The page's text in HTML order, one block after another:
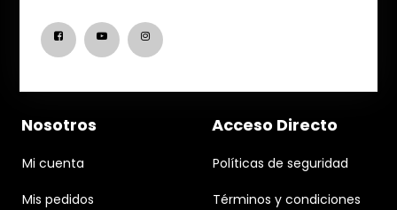
Nosotros
Mi cuenta
Mis pedidos
Acceso Directo
Políticas de seguridad
Términos y condiciones